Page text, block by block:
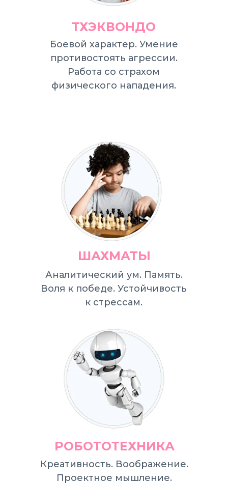
ШАХМАТЫ
Аналитический ум. Память.
Воля к победе. Устойчивость
к стрессам.
ТХЭКВОНДО
Боевой характер. Умение
противостоять агрессии.
Работа со страхом
физического нападения.
РОБОТОТЕХНИКА
Креативность. Воображение.
Проектное мышление.